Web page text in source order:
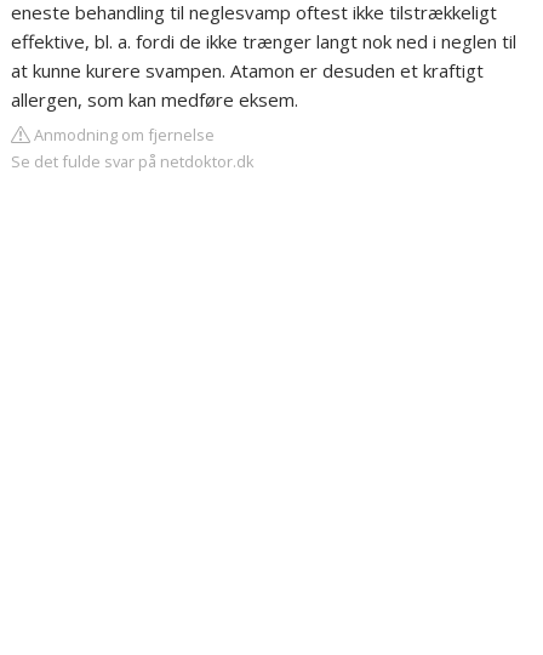
eneste behandling til neglesvamp oftest ikke tilstrækkeligt
effektive, bl. a. fordi de ikke trænger langt nok ned i neglen til
at kunne kurere svampen. Atamon er desuden et kraftigt
allergen, som kan medføre eksem.
Anmodning om fjernelse
Se det fulde svar på netdoktor.dk